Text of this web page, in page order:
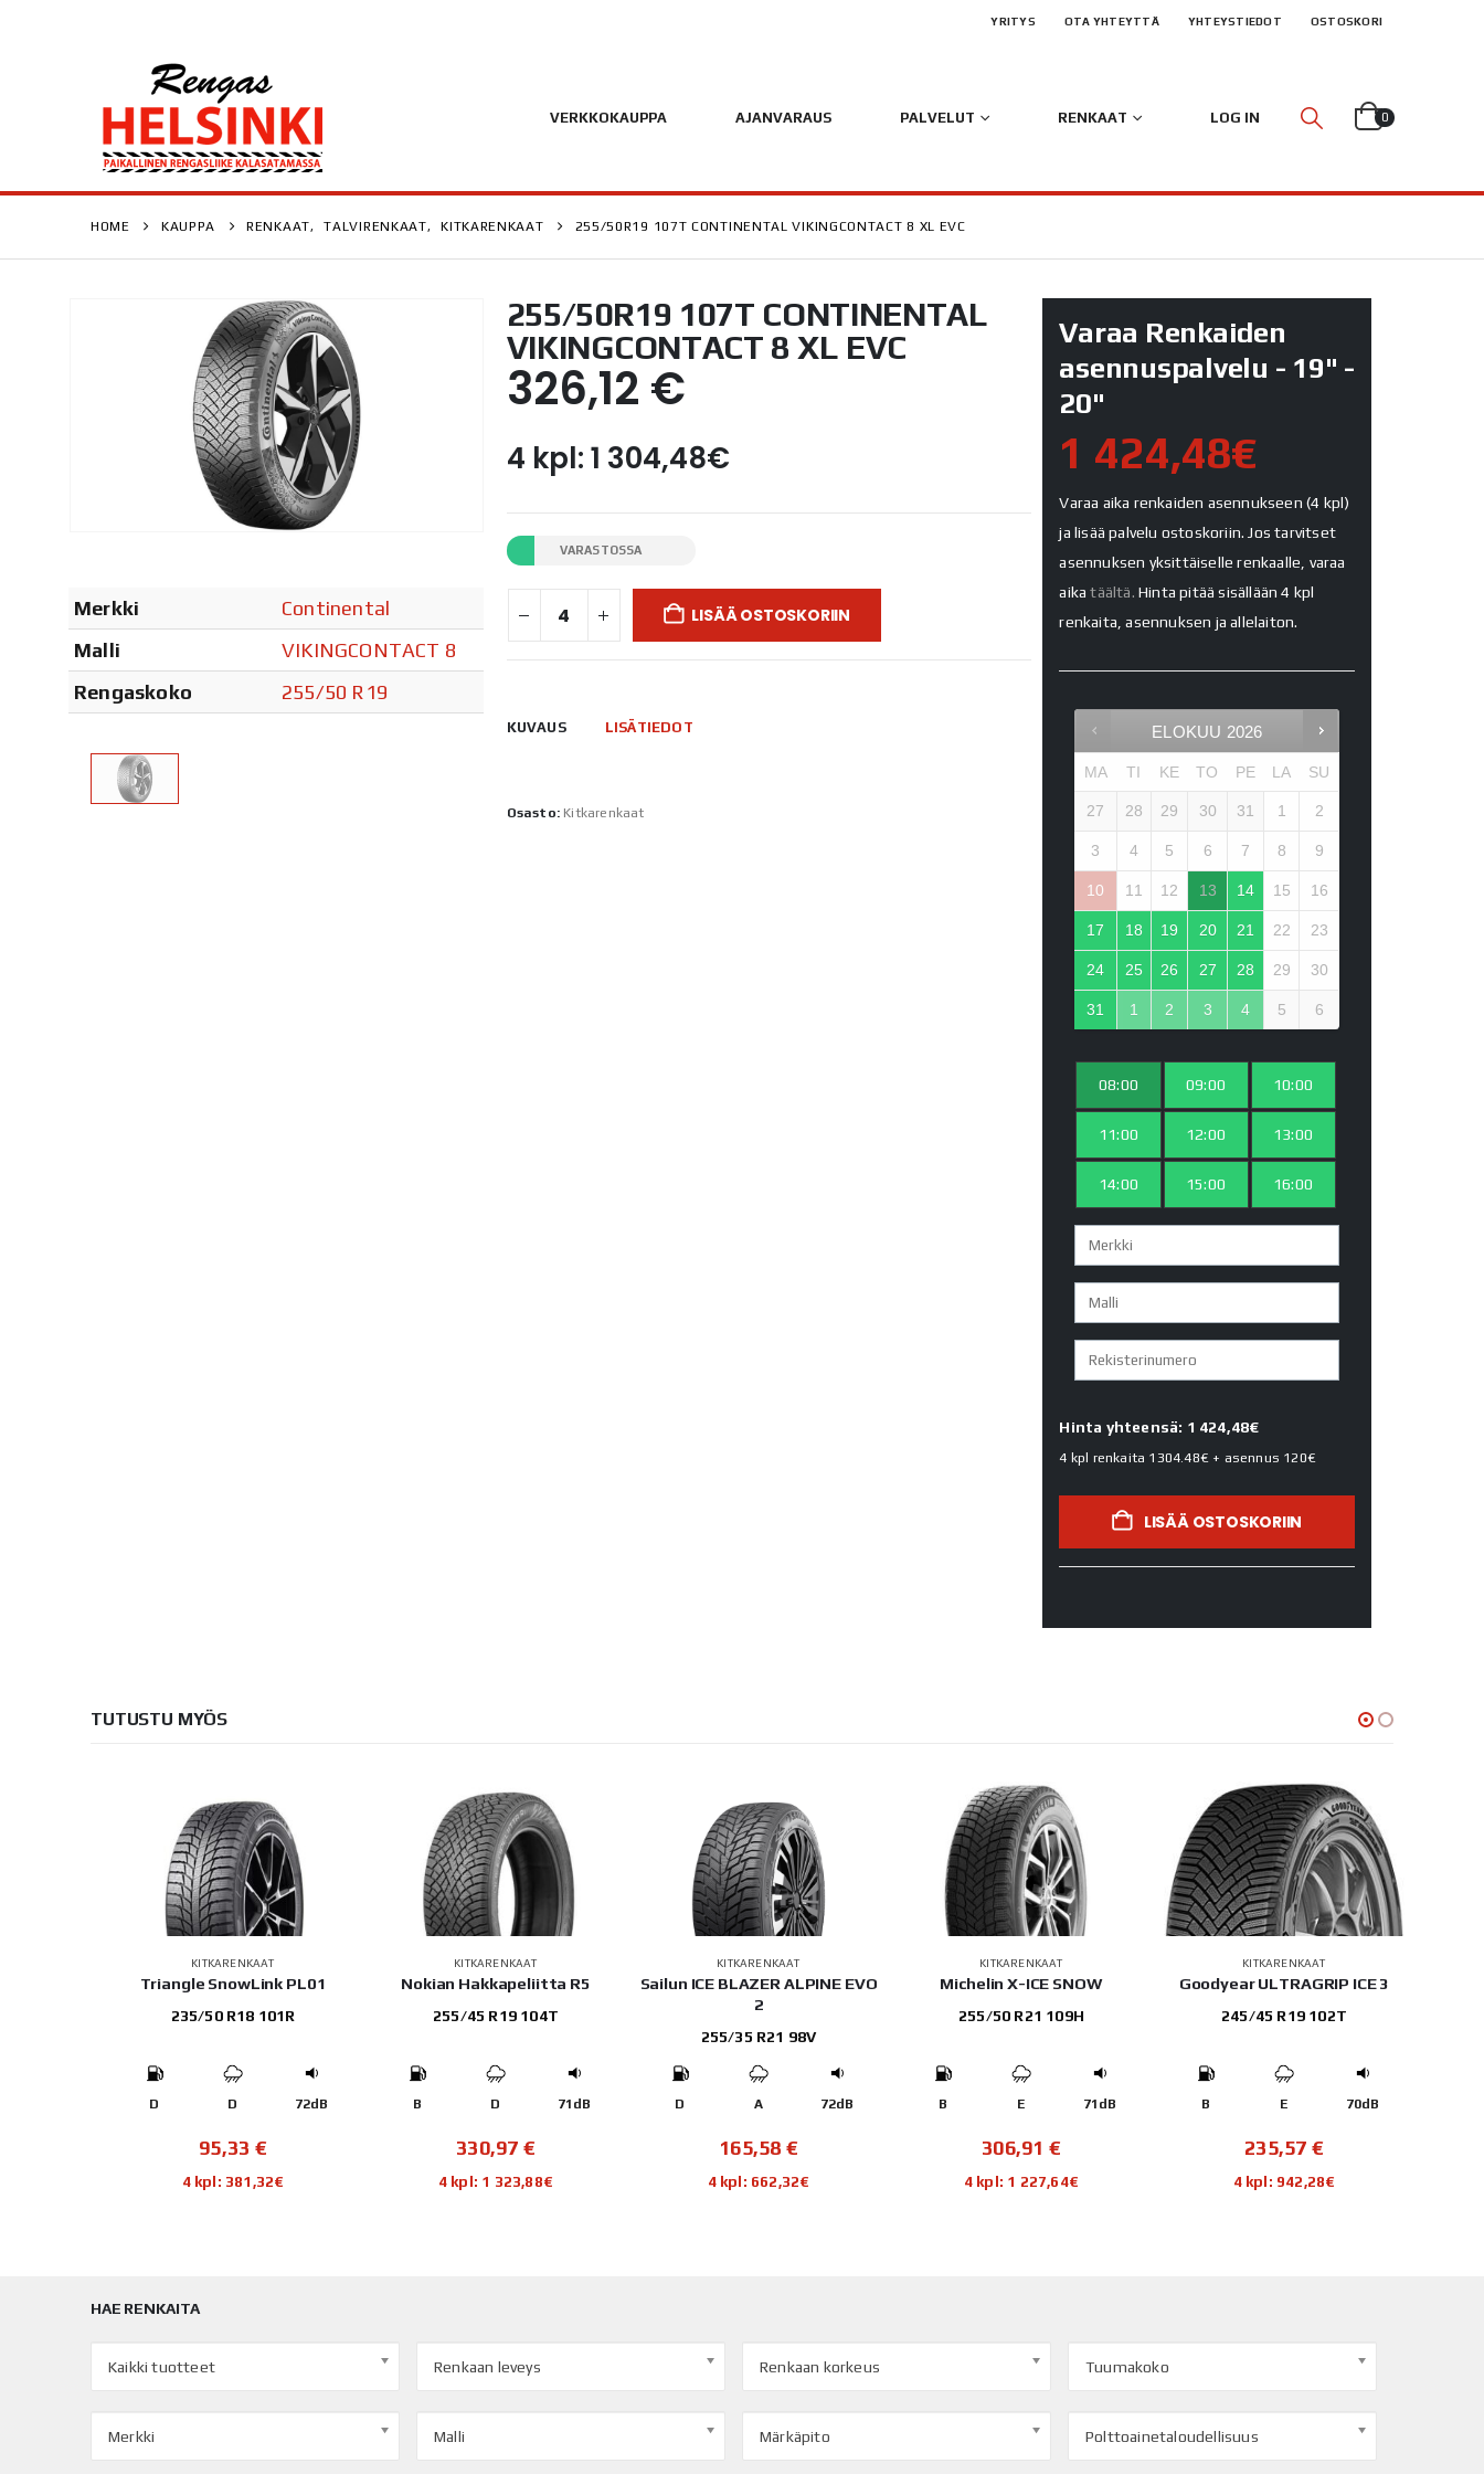
YRITYS OTA YHTEYTTÄ YHTEYSTIEDOT OSTOSKORI
VERKKOKAUPPA AJANVARAUS PALVELUT RENKAAT LOG IN 0
HOME KAUPPA RENKAAT, TALVIRENKAAT, KITKARENKAAT 255/50R19 107T CONTINENTAL VIKINGCONTACT 8 XL EVC
Merkki
Continental
Malli
VIKINGCONTACT 8
Rengaskoko
255/50 R19
255/50R19 107T CONTINENTAL
VIKINGCONTACT 8 XL EVC
326,12 €
4 kpl: 1 304,48€
VARASTOSSA
LISÄÄ OSTOSKORIIN
KUVAUS LISÄTIEDOT
Osasto: Kitkarenkaat
Varaa Renkaiden
asennuspalvelu - 19" -
20"
1 424,48€
Varaa aika renkaiden asennukseen (4 kpl)
ja lisää palvelu ostoskoriin. Jos tarvitset
asennuksen yksittäiselle renkaalle, varaa
aikatäältä. Hinta pitää sisällään 4 kpl
renkaita, asennuksen ja allelaiton.
ELOKUU 2026
MA TI KE TO PE LA SU
27 28 29 30 31 1 2
3 4 5 6 7 8 9
10 11 12 13 14 15 16
17 18 19 20 21 22 23
24 25 26 27 28 29 30
31 1 2 3 4 5 6
08:00 09:00 10:00
11:00 12:00 13:00
14:00 15:00 16:00
Hinta yhteensä: 1 424,48€
4 kpl renkaita 1304.48€ + asennus 120€
LISÄÄ OSTOSKORIIN
TUTUSTU MYÖS
KITKARENKAAT
Triangle SnowLink PL01
235/50 R18 101R
D D 72dB
95,33 €
4 kpl: 381,32€
KITKARENKAAT
Nokian Hakkapeliitta R5
255/45 R19 104T
B D 71dB
330,97 €
4 kpl: 1 323,88€
KITKARENKAAT
Sailun ICE BLAZER ALPINE EVO
2
255/35 R21 98V
D A 72dB
165,58 €
4 kpl: 662,32€
KITKARENKAAT
Michelin X-ICE SNOW
255/50 R21 109H
B E 71dB
306,91 €
4 kpl: 1 227,64€
KITKARENKAAT
Goodyear ULTRAGRIP ICE 3
245/45 R19 102T
B E 70dB
235,57 €
4 kpl: 942,28€
HAE RENKAITA
Kaikki tuotteet Renkaan leveys Renkaan korkeus Tuumakoko
Merkki Malli Märkäpito Polttoainetaloudellisuus